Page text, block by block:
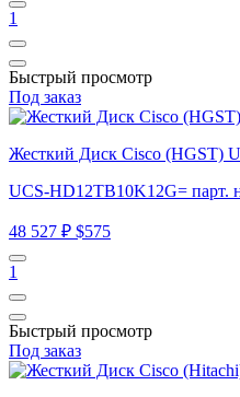
1
Быстрый просмотр
Под заказ
Жесткий Диск Cisco (HGST)
UCS-HD12TB10K12G= парт.
48 527 ₽ $575
1
Быстрый просмотр
Под заказ